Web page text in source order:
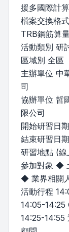
援多國際計
檔案交換格
TRB鋼筋算
活動類別 研
區域別 全區
主辦單位 中
司
協辦單位 哲
限公司
開始研習日
結束研習日
研習地點 (
參加對象 ◆
◆ 業界相關
活動行程
14:05-14:25
14:25-14:55